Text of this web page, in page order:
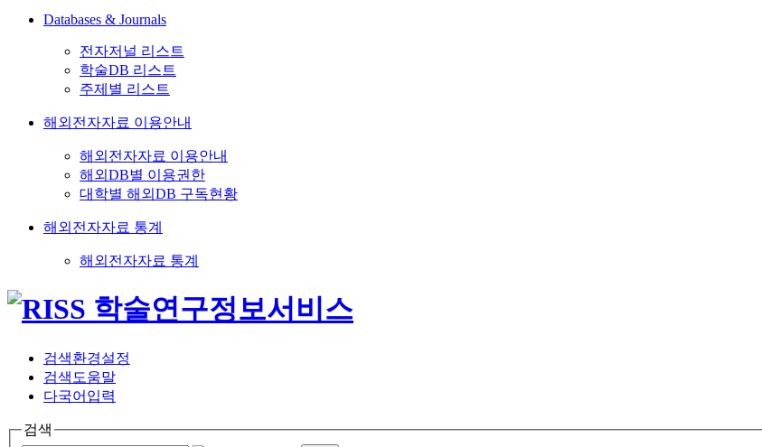
Databases & Journals
전자저널 리스트
학술DB 리스트
주제별 리스트
해외전자자료 이용안내
해외전자자료 이용안내
해외DB별 이용권한
대학별 해외DB 구독현황
해외전자자료 통계
해외전자자료 통계
검색환경설정
검색도움말
다국어입력
검색